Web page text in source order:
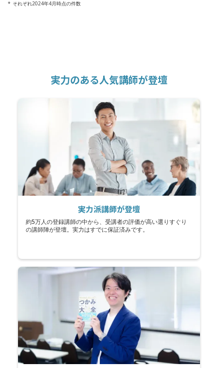
* それぞれ2024年4月時点の件数
実力のある人気講師が登壇
実力派講師が登壇
約5万人の登録講師の中から、受講者の評価が高い選りすぐり
の講師陣が登壇。実力はすでに保証済みです。